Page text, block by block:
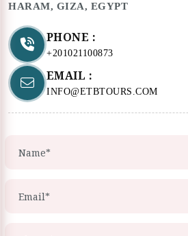
HARAM, GIZA, EGYPT
PHONE :
+201021100873
EMAIL :
INFO@ETBTOURS.COM